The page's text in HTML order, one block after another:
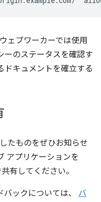
ェブワーカーでは使用
ーのステータスを確認す
ドキュメントを確立する
たものをぜひお知らせ
アプリケーションを
有してください。
ックについては、 バ